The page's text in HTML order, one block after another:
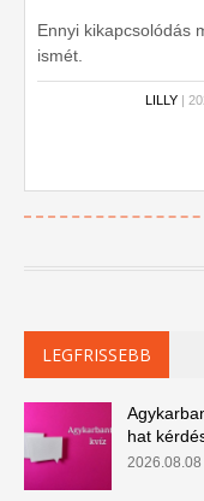
Ennyi kikapcsolódás
ismét.
LILLY|
LEGFRISSEBB
hat
2026.08.08